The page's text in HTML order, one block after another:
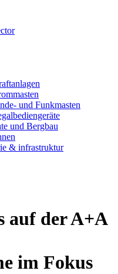
und Funkmasten
und Bergbau
& infrastruktur
auf der A+A
im Fokus